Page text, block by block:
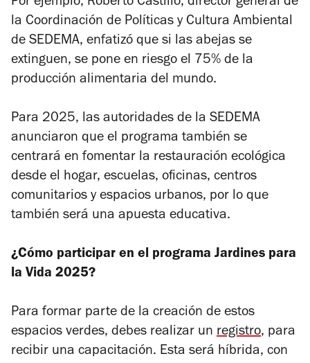
la Coordinación de Políticas y Cultura Ambiental
de SEDEMA, enfatizó que si las abejas se
extinguen, se pone en riesgo el 75% de la
producción alimentaria del mundo.
Para 2025, las autoridades de la SEDEMA
anunciaron que el programa también se
centrará en fomentar la restauración ecológica
desde el hogar, escuelas, oficinas, centros
comunitarios y espacios urbanos, por lo que
también será una apuesta educativa.
¿Cómo participar en el programa Jardines para
la Vida 2025?
Para formar parte de la creación de estos
espacios verdes, debes realizar un registro, para
recibir una capacitación. Esta será híbrida, con